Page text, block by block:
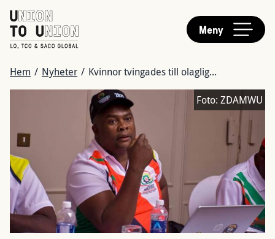
Hoppa
till
huvudinnehåll
Meny
LÄNKSTIG
Hem / Nyheter / Kvinnor tvingades till olaglig...
Foto: ZDAMWU